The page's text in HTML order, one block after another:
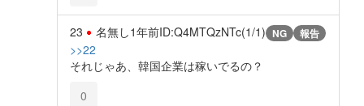
23 名無し1年前ID:Q4MTQzNTc(1/1) NG 報告
>>22
それじゃあ、韓国企業は稼いでるの？
0